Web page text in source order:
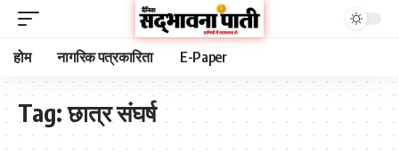
होम नागरिक पत्रकारिता E-Paper
Tag:छात्र संघर्ष